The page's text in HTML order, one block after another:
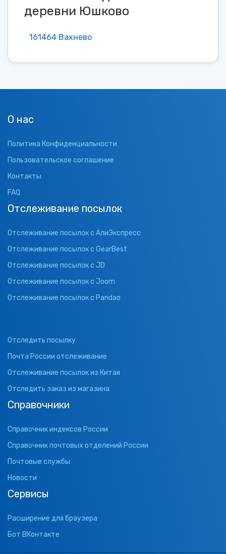
деревни Юшково
161464 Вахнево
О нас
Политика Конфиденциальности
Пользовательское соглашение
Контакты
FAQ
Отслеживание посылок
Отслеживание посылок с АлиЭкспресс
Отслеживание посылок с GearBest
Отслеживание посылок с JD
Отслеживание посылок с Joom
Отслеживание посылок с Pandao
Отследить посылку
Почта России отслеживание
Отслеживание посылок из Китая
Отследить заказ из магазина
Справочники
Справочник индексов России
Справочник почтовых отделений России
Почтовые службы
Новости
Сервисы
Расширение для браузера
Бот ВКонтакте